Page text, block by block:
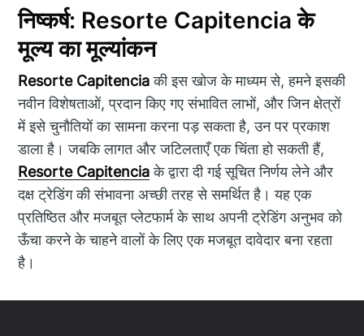
निष्कर्ष: Resorte Capitencia के
मूल्य का मूल्यांकन
Resorte Capitenciaकी इस खोज के माध्यम से, हमने इसकी
नवीन विशेषताओं, प्रदान किए गए संभावित लाभों, और जिन क्षेत्रों
में इसे चुनौतियों का सामना करना पड़ सकता है, उन पर प्रकाश
डाला है। जबकि लागत और जटिलताएँ एक चिंता हो सकती हैं,
Resorte Capitenciaके द्वारा दी गई सूचित निर्णय लेने और
दक्ष ट्रेडिंग की संभावना अच्छी तरह से समर्थित है। यह एक
प्रतिष्ठित और मजबूत प्लेटफार्म के साथ अपनी ट्रेडिंग अनुभव को
ऊँचा करने के चाहने वालों के लिए एक मजबूत दावेदार बना रहता
है।